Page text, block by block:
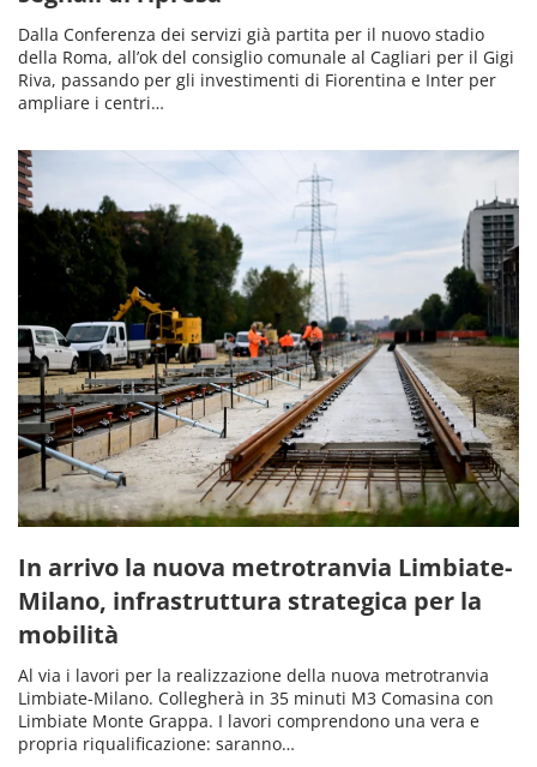
Dalla Conferenza dei servizi già partita per il nuovo stadio
della Roma, all’ok del consiglio comunale al Cagliari per il Gigi
Riva, passando per gli investimenti di Fiorentina e Inter per
ampliare i centri…
In arrivo la nuova metrotranvia Limbiate-
Milano, infrastruttura strategica per la
mobilità
Al via i lavori per la realizzazione della nuova metrotranvia
Limbiate-Milano. Collegherà in 35 minuti M3 Comasina con
Limbiate Monte Grappa. I lavori comprendono una vera e
propria riqualificazione: saranno…